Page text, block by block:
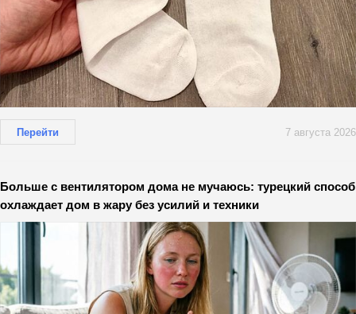
Перейти 7 августа 2026
Больше с вентилятором дома не мучаюсь: турецкий способ
охлаждает дом в жару без усилий и техники